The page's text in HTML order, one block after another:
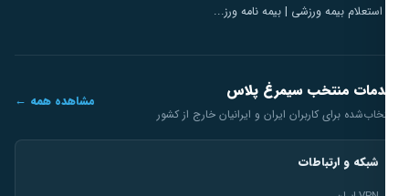
استعلام بیمه ورزشی | بیمه نامه ورز...
منتخب سیمرغ پلاس
برای کاربران ایران و ایرانیان خارج از کشور
مشاهده همه ←
شبکه و ارتباطات